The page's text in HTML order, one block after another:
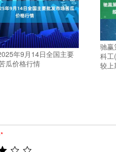
年9月14日全国主要
瓜价格行情
驰赢
科工
较上
*